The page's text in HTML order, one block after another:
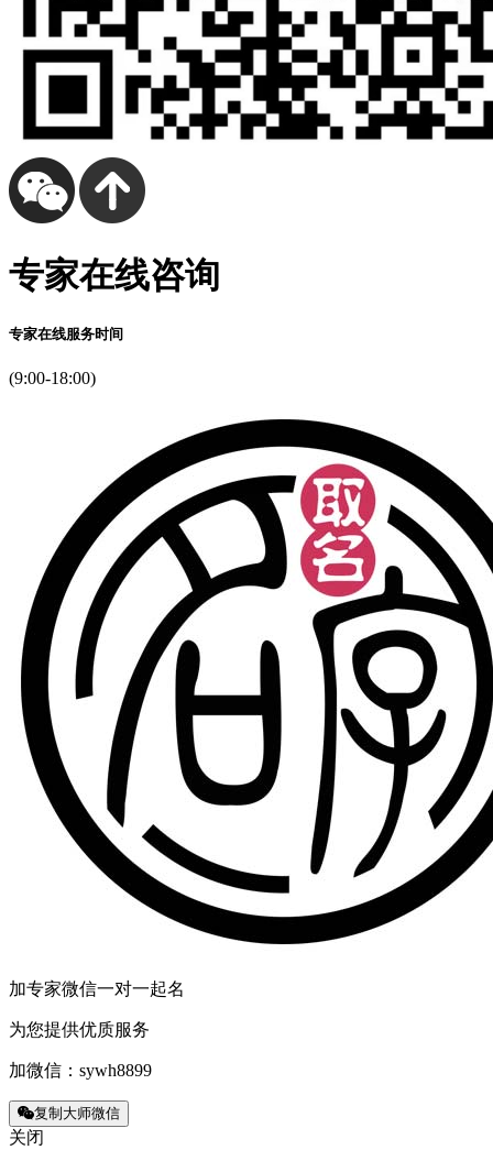
专家在线咨询
专家在线服务时间
(9:00-18:00)
加专家微信一对一起名
为您提供优质服务
加微信： sywh8899
复制大师微信
关闭